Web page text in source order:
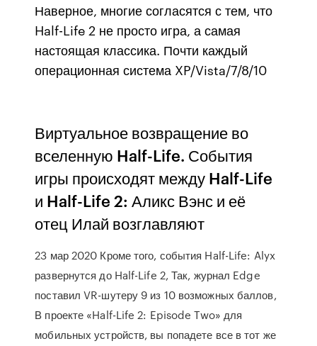
Наверное, многие согласятся с тем, что
Half-Life 2 не просто игра, а самая
настоящая классика. Почти каждый
операционная система XP/Vista/7/8/10
Виртуальное возвращение во
вселенную Half-Life. События
игры происходят между Half-Life
и Half-Life 2: Аликс Вэнс и её
отец Илай возглавляют
23 мар 2020 Кроме того, события Half-Life: Alyx
развернутся до Half-Life 2, Так, журнал Edge
поставил VR-шутеру 9 из 10 возможных баллов,
В проекте «Half-Life 2: Episode Two» для
мобильных устройств, вы попадете все в тот же